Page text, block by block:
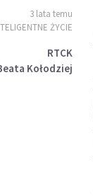
3 lata temu
ŻYCIE
RTCK
Kołodziej